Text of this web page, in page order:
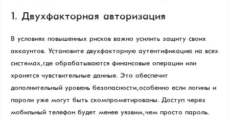
1. Двухфакторная авторизация
В условиях повышенных рисков важно усилить защиту своих
аккаунтов. Установите двухфакторную аутентификацию на всех
системах, где обрабатываются финансовые операции или
хранятся чувствительные данные. Это обеспечит
дополнительный уровень безопасности, особенно если логины и
пароли уже могут быть скомпрометированы. Доступ через
мобильный телефон будет менее уязвим, чем просто пароль.